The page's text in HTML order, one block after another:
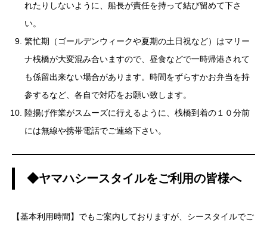
れたりしないように、船長が責任を持って結び留めて下さ
い。
繁忙期（ゴールデンウィークや夏期の土日祝など）はマリー
ナ桟橋が大変混み合いますので、昼食などで一時帰港されて
も係留出来ない場合があります。時間をずらすかお弁当を持
参するなど、各自で対応をお願い致します。
陸揚げ作業がスムーズに行えるように、桟橋到着の１０分前
には無線や携帯電話でご連絡下さい。
◆ヤマハシースタイルをご利用の皆様へ
【基本利用時間】でもご案内しておりますが、シースタイルでご